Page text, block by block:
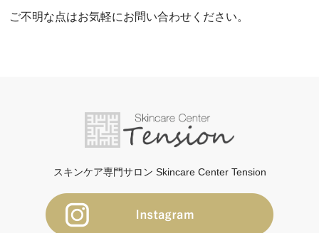
ご不明な点はお気軽にお問い合わせください。
スキンケア専門サロン Skincare Center Tension